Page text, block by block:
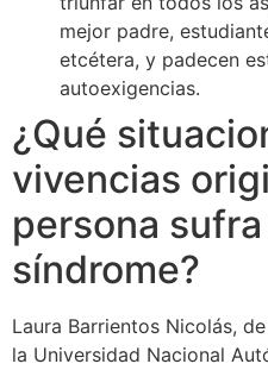
mejor padre,
etcétera, y padecen
autoexigencias.
¿Qué
vivencias
persona
síndrome?
Laura Barrientos Nicolás,
la Universidad Nacional